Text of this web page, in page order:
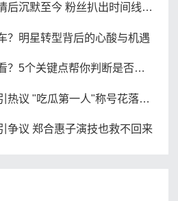
沉默至今 粉丝扒出时间线引争议
？明星转型背后的心酸与机遇
5个关键点帮你判断是否值得追
议 "吃瓜第一人"称号花落谁家
争议 郑合惠子演技也救不回来